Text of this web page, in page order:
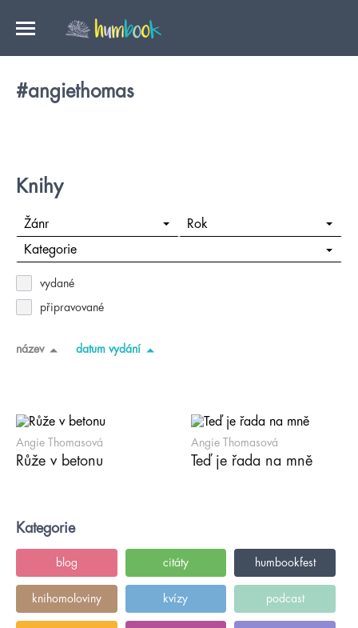
#angiethomas
Knihy
Žánr Rok
Kategorie
vydané
připravované
název datum vydání
Angie Thomasová
Růže v betonu
Angie Thomasová
Teď je řada na mně
Kategorie
blog citáty humbookfest
knihomoloviny kvízy podcast